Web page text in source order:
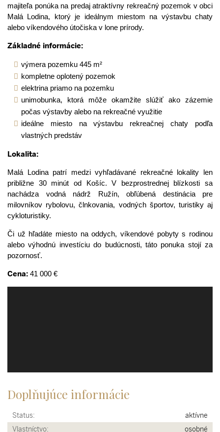
majiteľa ponúka na predaj atraktívny rekreačný pozemok v obci
Malá Lodina, ktorý je ideálnym miestom na výstavbu chaty
alebo víkendového útočiska v lone prírody.
Základné informácie:
výmera pozemku 445 m²
kompletne oplotený pozemok
elektrina priamo na pozemku
unimobunka, ktorá môže okamžite slúžiť ako zázemie
počas výstavby alebo na rekreačné využitie
ideálne miesto na výstavbu rekreačnej chaty podľa
vlastných predstáv
Lokalita:
Malá Lodina patrí medzi vyhľadávané rekreačné lokality len
približne 30 minút od Košíc. V bezprostrednej blízkosti sa
nachádza vodná nádrž Ružín, obľúbená destinácia pre
milovníkov rybolovu, člnkovania, vodných športov, turistiky aj
cykloturistiky.
Či už hľadáte miesto na oddych, víkendové pobyty s rodinou
alebo výhodnú investíciu do budúcnosti, táto ponuka stojí za
pozornosť.
Cena: 41 000 €
Doplňujúce informácie
Status:
aktívne
Vlastníctvo:
osobné